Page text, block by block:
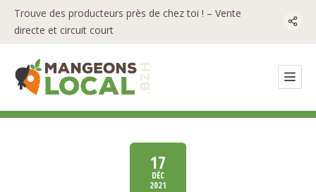
Trouve des producteurs près de chez toi ! – Vente
directe et circuit court
17
DÉC
2021